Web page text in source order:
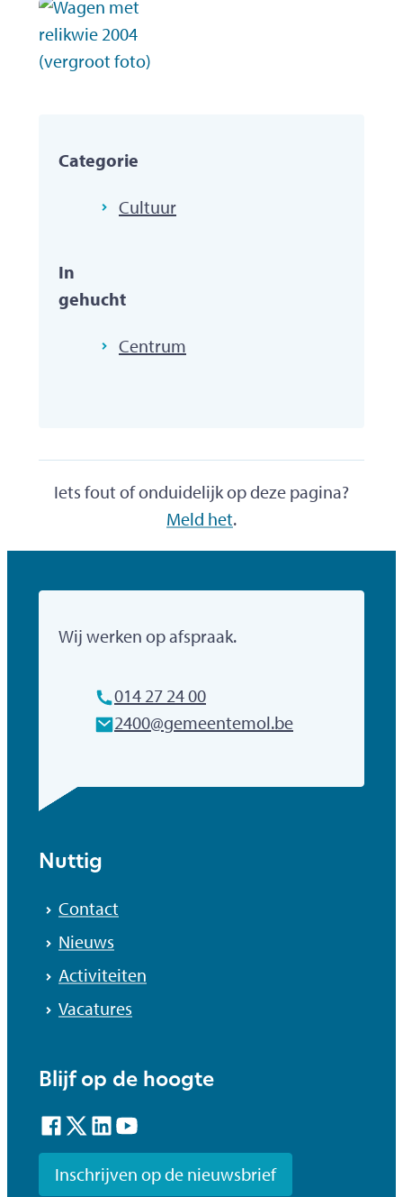
Categorie
Cultuur
In
gehucht
Centrum
Iets fout of onduidelijk op deze pagina?
Meld het.
Gemeente Mol
Wij werken op afspraak.
014 27 24 00
E-mailadres
2400@gemeentemol.be
Nuttig
Contact
Nieuws
Activiteiten
Vacatures
Blijf op de hoogte
Facebook
TwitterLinkedInYouTube
Inschrijven op de nieuwsbrief